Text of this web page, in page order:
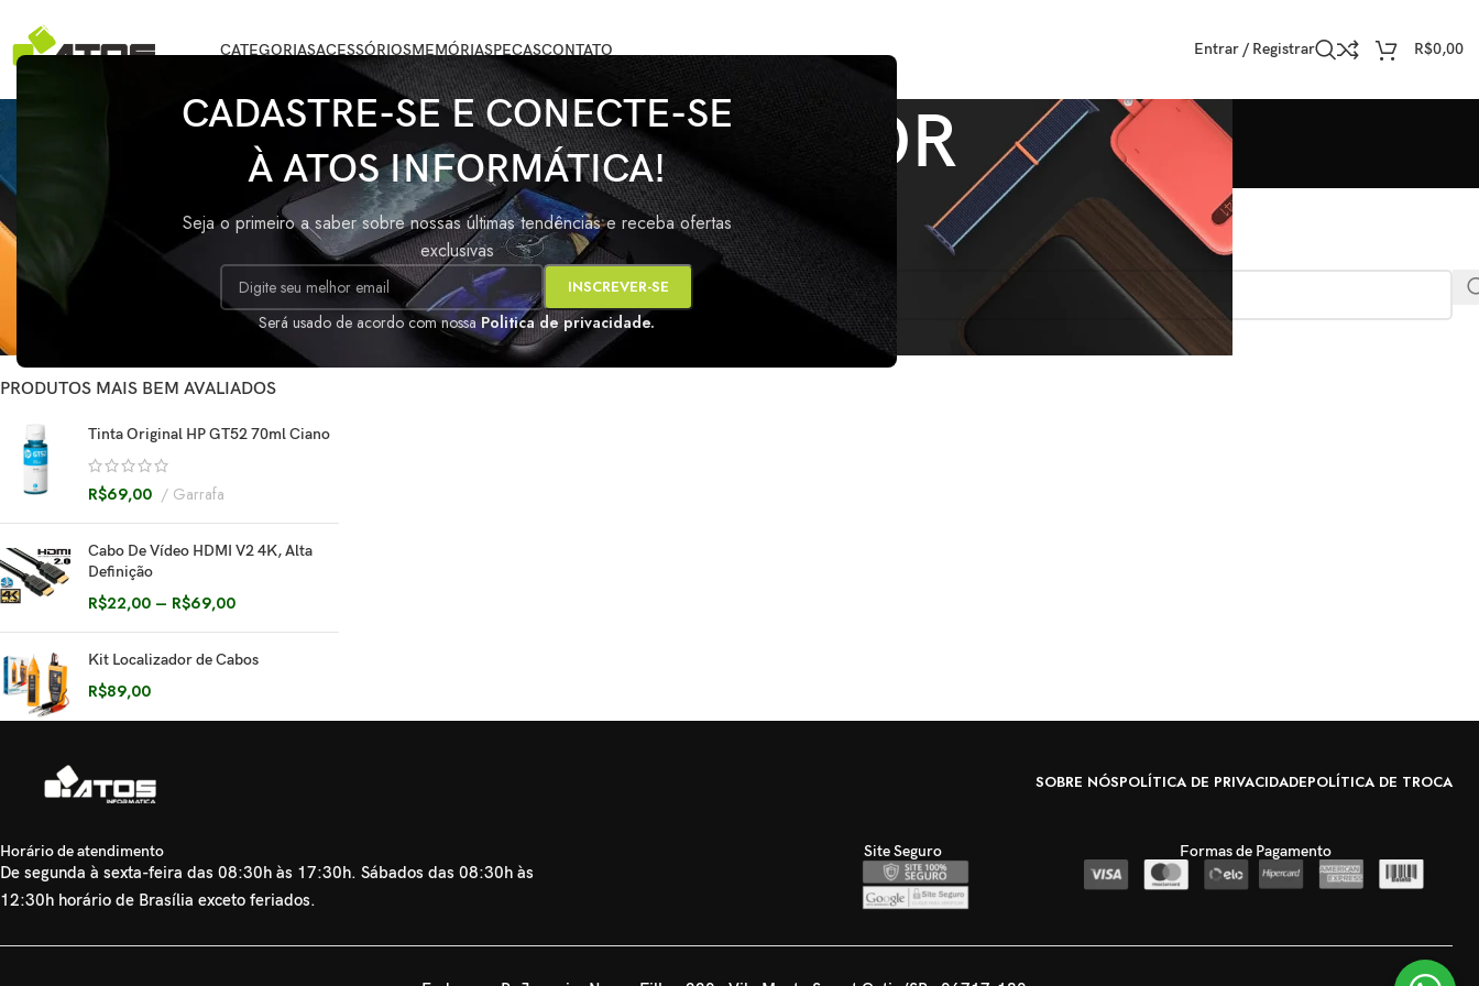
CADASTRE-SE E CONECTE-SE
À ATOS INFORMÁTICA!
Seja o primeiro a saber sobre nossas últimas tendências e receba ofertas
exclusivas
Será usado de acordo com nossaPolitica de privacidade.
CATEGORIASACESSÓRIOSMEMÓRIASPEÇASCONTATO Entrar / Registrar R$0,00
REPETIDOR
STATUS DO ESTOQUE
Oferta
Em estoque
Sob encomenda
PRODUTOS MAIS BEM AVALIADOS
Tinta Original HP GT52 70ml Ciano
R$69,00 Garrafa
Cabo De Vídeo HDMI V2 4K, Alta
Definição
R$22,00 – R$69,00
Kit Localizador de Cabos
R$89,00
Início/Produtos marcados com a tag “REPETIDOR”
Nenhum produto foi encontrado para a sua seleção.
SOBRE NÓSPOLÍTICA DE PRIVACIDADEPOLÍTICA DE TROCA
Horário de atendimento
De segunda à sexta-feira das 08:30h às 17:30h. Sábados das 08:30h às
12:30h horário de Brasília exceto feriados.
Site Seguro Formas de Pagamento